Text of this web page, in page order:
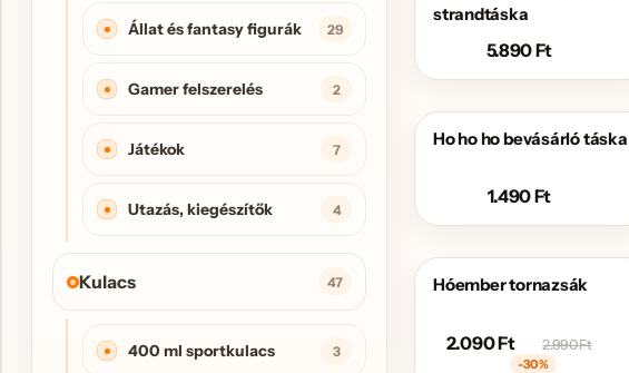
Állat és fantasy figurák 29
Gamer felszerelés 2
Játékok 7
Utazás, kiegészítők 4
Kulacs 47
400 ml sportkulacs 3
strandtáska
5.890Ft
Ho ho ho bevásárló táska
1.490Ft
AKCIÓS
Hóember tornazsák
2.090Ft 2.990Ft
-30%